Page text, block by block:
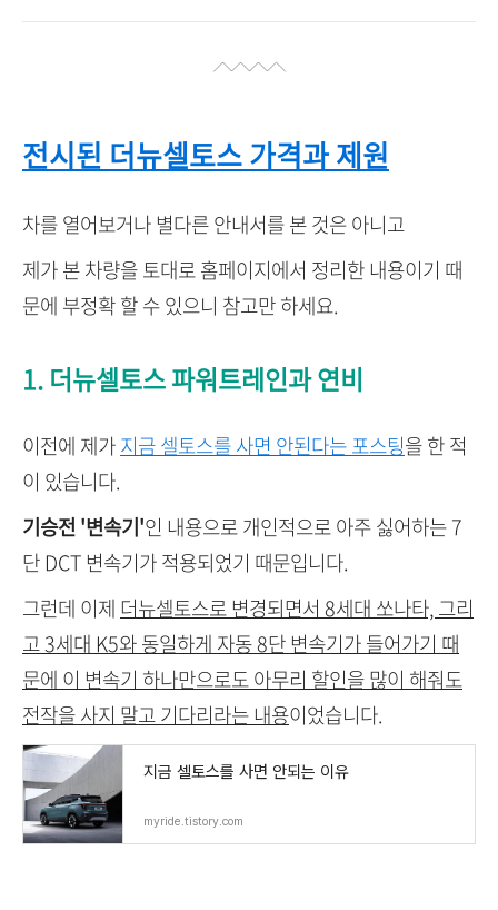
전시된 더뉴셀토스 가격과 제원
차를 열어보거나 별다른 안내서를 본 것은 아니고
제가 본 차량을 토대로 홈페이지에서 정리한 내용이기 때
문에 부정확 할 수 있으니 참고만 하세요.
1. 더뉴셀토스 파워트레인과 연비
이전에 제가지금 셀토스를 사면 안된다는 포스팅을 한 적
이 있습니다.
기승전 '변속기'인 내용으로 개인적으로 아주 싫어하는 7
단 DCT 변속기가 적용되었기 때문입니다.
그런데 이제 더뉴셀토스로 변경되면서 8세대 쏘나타, 그리
고 3세대 K5와 동일하게 자동 8단 변속기가 들어가기 때
문에 이 변속기 하나만으로도 아무리 할인을 많이 해줘도
전작을 사지 말고 기다리라는 내용이었습니다.
지금 셀토스를 사면 안되는 이유
myride.tistory.com